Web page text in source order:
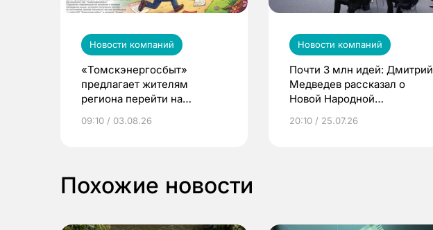
Новости компаний
«Томскэнергосбыт»
предлагает жителям
региона перейти на
выиграть призы
09:10 / 03.08.26
Новости компаний
Почти 3 млн идей: Дмитрий
Медведев рассказал о
Новой Народной
20:10 / 25.07.26
Похожие новости